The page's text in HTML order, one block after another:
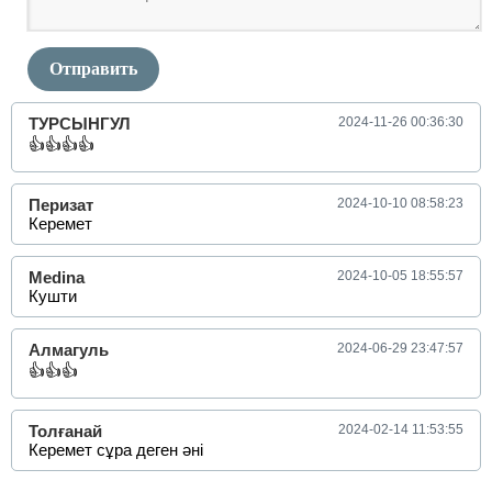
Отправить
ТУРСЫНГУЛ 2024-11-26 00:36:30
👍👍👍👍
Перизат 2024-10-10 08:58:23
Керемет
Medina 2024-10-05 18:55:57
Кушти
Алмагуль 2024-06-29 23:47:57
👍👍👍
Толғанай 2024-02-14 11:53:55
Керемет сұра деген әні